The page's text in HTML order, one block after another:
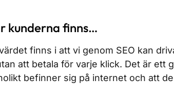
kunderna finns…
finns i att vi genom SEO kan
att betala för varje klick. Det är ett
befinner sig på internet och att